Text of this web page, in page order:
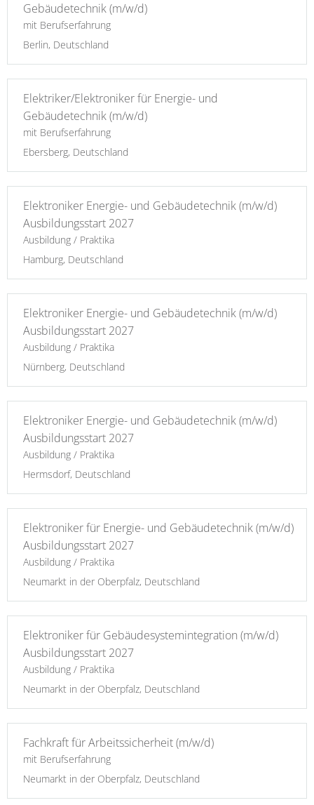
Gebäudetechnik (m/w/d)
mit Berufserfahrung
Berlin, Deutschland
Elektriker/Elektroniker für Energie- und
Gebäudetechnik (m/w/d)
mit Berufserfahrung
Ebersberg, Deutschland
Elektroniker Energie- und Gebäudetechnik (m/w/d)
Ausbildungsstart 2027
Ausbildung / Praktika
Hamburg, Deutschland
Elektroniker Energie- und Gebäudetechnik (m/w/d)
Ausbildungsstart 2027
Ausbildung / Praktika
Nürnberg, Deutschland
Elektroniker Energie- und Gebäudetechnik (m/w/d)
Ausbildungsstart 2027
Ausbildung / Praktika
Hermsdorf, Deutschland
Elektroniker für Energie- und Gebäudetechnik (m/w/d)
Ausbildungsstart 2027
Ausbildung / Praktika
Neumarkt in der Oberpfalz, Deutschland
Elektroniker für Gebäudesystemintegration (m/w/d)
Ausbildungsstart 2027
Ausbildung / Praktika
Neumarkt in der Oberpfalz, Deutschland
Fachkraft für Arbeitssicherheit (m/w/d)
mit Berufserfahrung
Neumarkt in der Oberpfalz, Deutschland